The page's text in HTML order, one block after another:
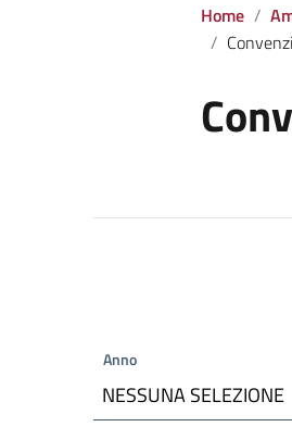
Home
Anno
NESSUNA SELEZIONE